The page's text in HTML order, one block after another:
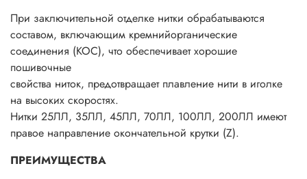
При заключительной отделке нитки обрабатываются
составом, включающим кремнийорганические
соединения (КОС), что обеспечивает хорошие
пошивочные
свойства ниток, предотвращает плавление нити в иголке
на высоких скоростях.
Нитки 25ЛЛ, 35ЛЛ, 45ЛЛ, 70ЛЛ, 100ЛЛ, 200ЛЛ имеют
правое направление окончательной крутки (Z).
ПРЕИМУЩЕСТВА